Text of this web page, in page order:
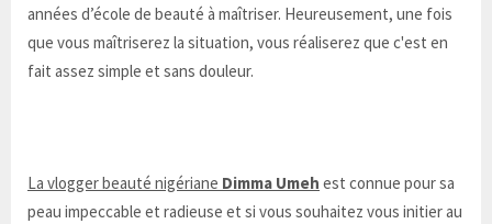
années d’école de beauté à maîtriser. Heureusement, une fois
que vous maîtriserez la situation, vous réaliserez que c'est en
fait assez simple et sans douleur.
La vlogger beauté nigériane Dimma Umeh est connue pour sa
peau impeccable et radieuse et si vous souhaitez vous initier au